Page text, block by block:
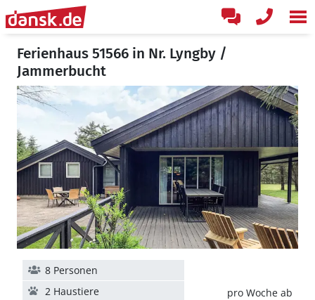
Ferienhaus 51566 in Nr. Lyngby /
Jammerbucht
pro Woche ab
8 Personen
2 Haustiere